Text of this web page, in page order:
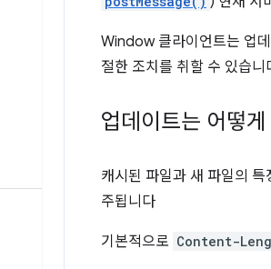
Window 클라이언트는 업
절한 조치를 취할 수 있습니
업데이트는 어떻
캐시된 파일과 새 파일의 특
주됩니다
기본적으로 Content-